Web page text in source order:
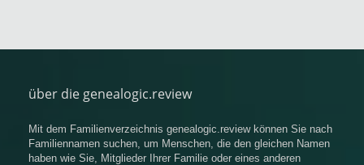
über die genealogic.review
Mit dem Familienverzeichnis genealogic.review können Sie nach
Familiennamen suchen, um Menschen, die den gleichen Namen
haben wie Sie, Mitglieder Ihrer Familie oder eines anderen